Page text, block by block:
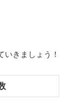
いきましょう！